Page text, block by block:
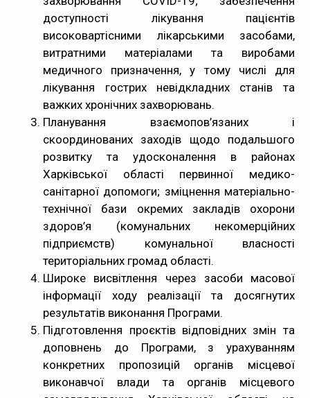
доступності лікування пацієнтів
високовартісними лікарськими засобами,
витратними матеріалами та виробами
медичного призначення, у тому числі для
лікування гострих невідкладних станів та
важких хронічних захворювань.
Планування взаємопов’язаних і
скоординованих заходів щодо подальшого
розвитку та удосконалення в районах
Харківської області первинної медико-
санітарної допомоги; зміцнення матеріально-
технічної бази окремих закладів охорони
здоров’я (комунальних некомерційних
підприємств) комунальної власності
територіальних громад області.
Широке висвітлення через засоби масової
інформації ходу реалізації та досягнутих
результатів виконання Програми.
Підготовлення проєктів відповідних змін та
доповнень до Програми, з урахуванням
конкретних пропозицій органів місцевої
виконавчої влади та органів місцевого